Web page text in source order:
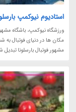
استادیوم نیوکمپ
ورزشگاه نیوکمپ، باشگاه
مشهور فوتبال بارسلونا